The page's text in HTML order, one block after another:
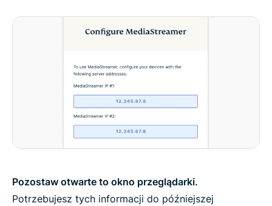
Pozostaw otwarte to okno przeglądarki.
Potrzebujesz tych informacji do późniejszej